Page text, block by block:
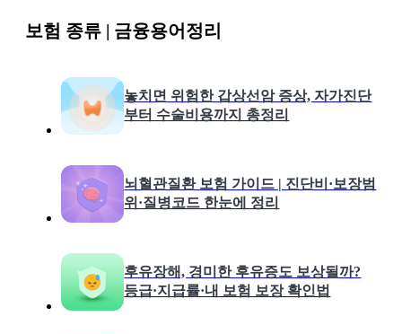
보험 종류 | 금융용어정리
놓치면 위험한 갑상선암 증상, 자가진단
부터 수술비용까지 총정리
뇌혈관질환 보험 가이드 | 진단비·보장범
위·질병코드 한눈에 정리
후유장해, 경미한 후유증도 보상될까?
등급·지급률·내 보험 보장 확인법